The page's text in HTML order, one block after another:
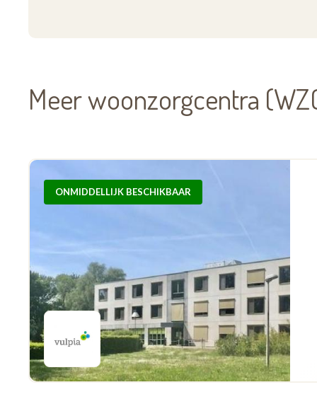
Meer woonzorgcentra
ONMIDDELLIJK BESCHIKBAAR